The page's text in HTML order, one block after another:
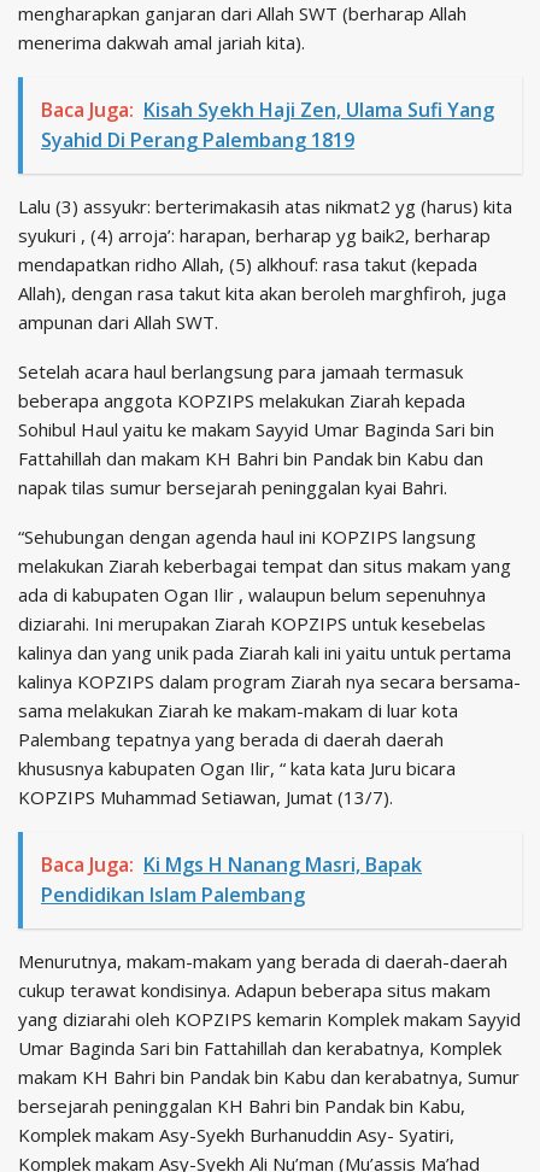
mengharapkan ganjaran dari Allah SWT (berharap Allah
menerima dakwah amal jariah kita).
Baca Juga: Kisah Syekh Haji Zen, Ulama Sufi Yang
Syahid Di Perang Palembang 1819
Lalu (3) assyukr: berterimakasih atas nikmat2 yg (harus) kita
syukuri , (4) arroja’: harapan, berharap yg baik2, berharap
mendapatkan ridho Allah, (5) alkhouf: rasa takut (kepada
Allah), dengan rasa takut kita akan beroleh marghfiroh, juga
ampunan dari Allah SWT.
Setelah acara haul berlangsung para jamaah termasuk
beberapa anggota KOPZIPS melakukan Ziarah kepada
Sohibul Haul yaitu ke makam Sayyid Umar Baginda Sari bin
Fattahillah dan makam KH Bahri bin Pandak bin Kabu dan
napak tilas sumur bersejarah peninggalan kyai Bahri.
“Sehubungan dengan agenda haul ini KOPZIPS langsung
melakukan Ziarah keberbagai tempat dan situs makam yang
ada di kabupaten Ogan Ilir , walaupun belum sepenuhnya
diziarahi. Ini merupakan Ziarah KOPZIPS untuk kesebelas
kalinya dan yang unik pada Ziarah kali ini yaitu untuk pertama
kalinya KOPZIPS dalam program Ziarah nya secara bersama-
sama melakukan Ziarah ke makam-makam di luar kota
Palembang tepatnya yang berada di daerah daerah
khususnya kabupaten Ogan Ilir, “ kata kata Juru bicara
KOPZIPS Muhammad Setiawan, Jumat (13/7).
Baca Juga: Ki Mgs H Nanang Masri, Bapak
Pendidikan Islam Palembang
Menurutnya, makam-makam yang berada di daerah-daerah
cukup terawat kondisinya. Adapun beberapa situs makam
yang diziarahi oleh KOPZIPS kemarin Komplek makam Sayyid
Umar Baginda Sari bin Fattahillah dan kerabatnya, Komplek
makam KH Bahri bin Pandak bin Kabu dan kerabatnya, Sumur
bersejarah peninggalan KH Bahri bin Pandak bin Kabu,
Komplek makam Asy-Syekh Burhanuddin Asy- Syatiri,
Komplek makam Asy-Syekh Ali Nu’man (Mu’assis Ma’had